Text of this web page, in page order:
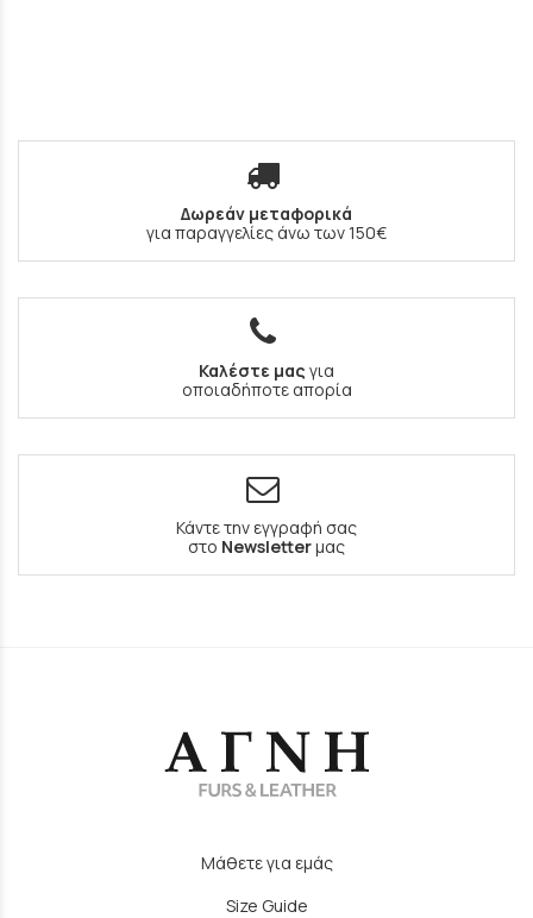
Δωρεάν μεταφορικά
για παραγγελίες άνω των 150€
Καλέστε μας για
οποιαδήποτε απορία
Κάντε την εγγραφή σας
στο Newsletterμας
Μάθετε για εμάς
Size Guide